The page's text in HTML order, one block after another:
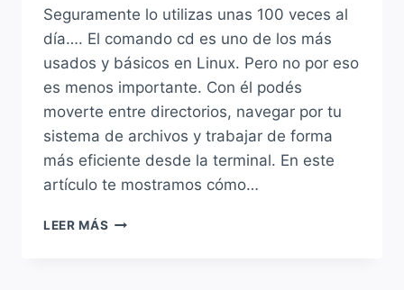
Seguramente lo utilizas unas 100 veces al
día…. El comando cd es uno de los más
usados y básicos en Linux. Pero no por eso
es menos importante. Con él podés
moverte entre directorios, navegar por tu
sistema de archivos y trabajar de forma
más eficiente desde la terminal. En este
artículo te mostramos cómo…
LEER MÁS UN